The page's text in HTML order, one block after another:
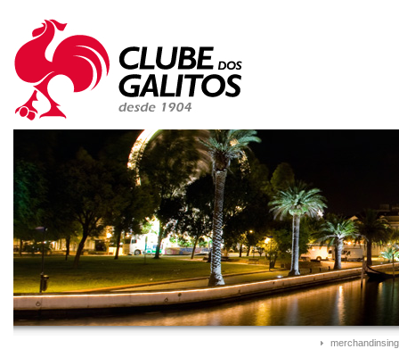
merchandinsing